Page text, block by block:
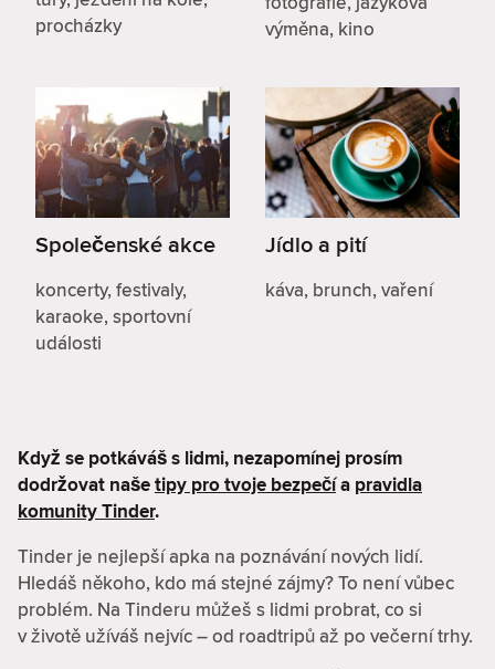
procházky
výměna, kino
Společenské akce
koncerty, festivaly,
karaoke, sportovní
události
Jídlo a pití
káva, brunch, vaření
Když se potkáváš s lidmi, nezapomínej prosím
dodržovat našetipy pro tvoje bezpečía pravidla
komunity Tinder.
Tinder je nejlepší apka na poznávání nových lidí.
Hledáš někoho, kdo má stejné zájmy? To není vůbec
problém. Na Tinderu můžeš s lidmi probrat, co si
v životě užíváš nejvíc – od roadtripů až po večerní trhy.